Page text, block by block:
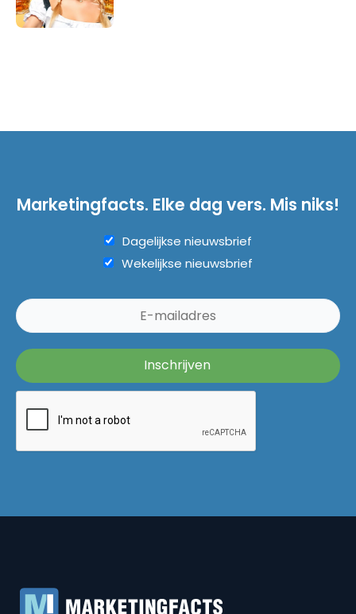
Marketingfacts. Elke dag vers. Mis niks!
Dagelijkse nieuwsbrief
Wekelijkse nieuwsbrief